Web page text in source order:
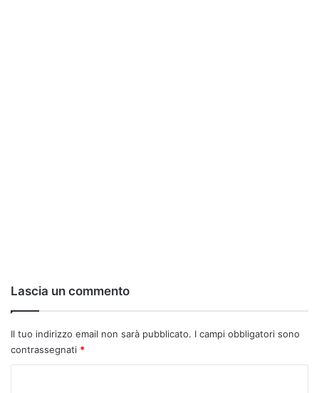
Lascia un commento
Il tuo indirizzo email non sarà pubblicato. I campi obbligatori sono
contrassegnati *